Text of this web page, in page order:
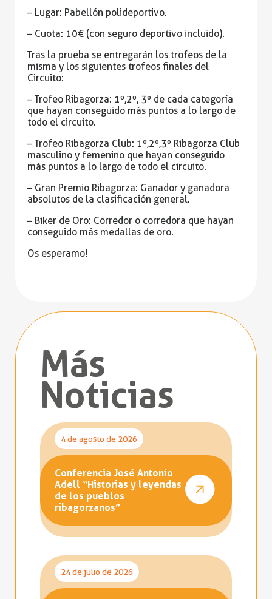
– Lugar: Pabellón polideportivo.
– Cuota: 10€ (con seguro deportivo incluido).
Tras la prueba se entregarán los trofeos de la
misma y los siguientes trofeos finales del
Circuito:
– Trofeo Ribagorza: 1º,2º, 3º de cada categoría
que hayan conseguido más puntos a lo largo de
todo el circuito.
– Trofeo Ribagorza Club: 1º,2º,3º Ribagorza Club
masculino y femenino que hayan conseguido
más puntos a lo largo de todo el circuito.
– Gran Premio Ribagorza: Ganador y ganadora
absolutos de la clasificación general.
– Biker de Oro: Corredor o corredora que hayan
conseguido más medallas de oro.
Os esperamo!
Más
Noticias
4 de agosto de 2026
Conferencia José Antonio
Adell “Historias y leyendas
de los pueblos
ribagorzanos”
24 de julio de 2026